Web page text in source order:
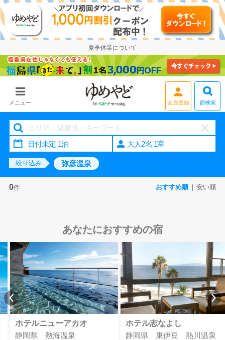
夏季休業について
メニュー 会員登録 宿検索
大人2名 1室
絞り込み 弥彦温泉
0件 おすすめ順 安い順
あなたにおすすめの宿
ホテルニューアカオ
静岡県 熱海温泉
ホテル志なよし
静岡県 東伊豆 熱川温泉